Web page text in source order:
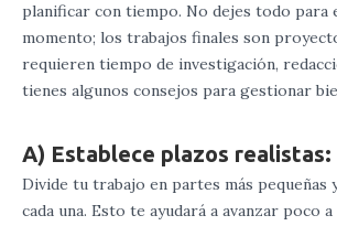
planificar con tiempo. No dejes todo para
momento; los trabajos finales son
requieren tiempo de investigación,
tienes algunos consejos para gestionar
A) Establece plazos realistas:
Divide tu trabajo en partes más pequeñas
cada una. Esto te ayudará a avanzar poco